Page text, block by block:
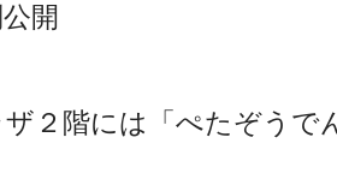
開
２階には「ぺたぞうで